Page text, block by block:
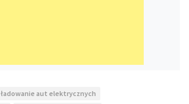
ładowanie aut elektrycznych